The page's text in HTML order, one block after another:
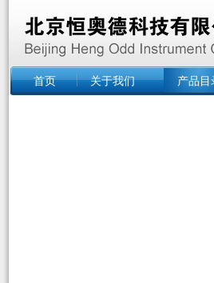
首页 关于我们 产品目